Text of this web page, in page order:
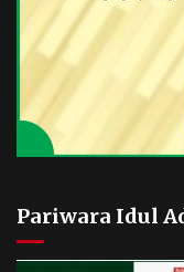
Pariwara Idul